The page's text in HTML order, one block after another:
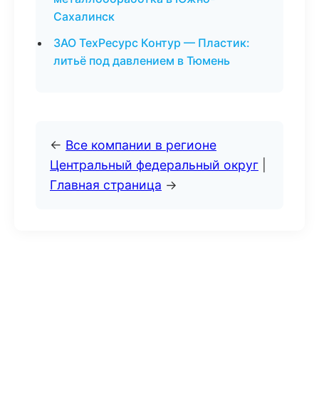
Сахалинск
ЗАО ТехРесурс Контур — Пластик:
литьё под давлением в Тюмень
← Все компании в регионе
Центральный федеральный округ
Главная страница →